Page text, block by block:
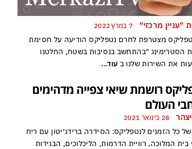
"עניין מרכזי"
מצטרפת לחרם נטפליקס הודיעה על חסימת
הסטרימינג "בהתחשב בנסיבות בשטח, החלטנו
את השירות שלנו ב עוד...
רושמת שיאי צפייה מדהימים
העולם
כל הזמנים לנטפליקס: הסידרה ברידג׳יטון עם ריח
בית המלוכה, רוויית הדרמות, הליכלוכים, הבגידות